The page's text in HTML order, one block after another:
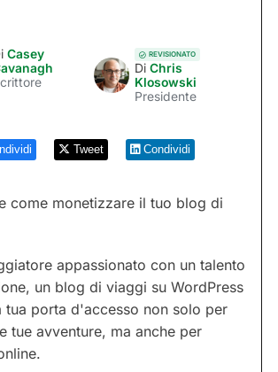
Casey
REVISIONATO
Di Chris
Klosowski
Presidente
Tweet Condividi
come monetizzare il tuo blog di
appassionato con un talento
un blog di viaggi su WordPress
tua porta d'accesso non solo per
tue avventure, ma anche per